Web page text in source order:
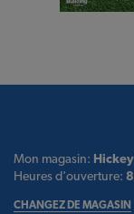
Mon magasin:
Heures d'ouverture:
CHANGEZ DE MAGASIN